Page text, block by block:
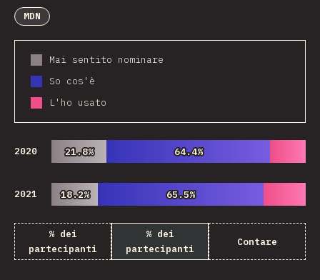
MDN
Mai sentito nominare
So cos'è
L'ho usato
2020 21.8%
21.8% 64.4%
64.4%
2021 18.2%
18.2% 65.5%
65.5%
% dei
partecipanti
% dei
partecipanti
Contare